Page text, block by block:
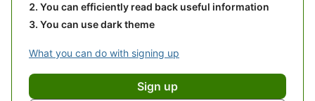
You can efficiently read back useful information
You can use dark theme
What you can do with signing up
Sign up